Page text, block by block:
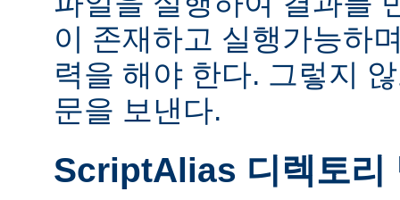
이 존재하고 실행가능하
력을 해야 한다. 그렇지
문을 보낸다.
ScriptAlias 디렉토리